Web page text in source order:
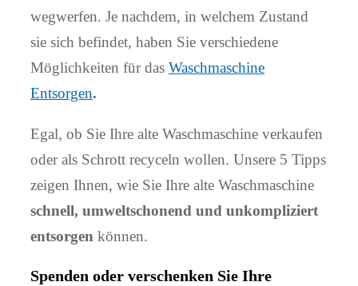
wegwerfen. Je nachdem, in welchem Zustand
sie sich befindet, haben Sie verschiedene
Möglichkeiten für das Waschmaschine
Entsorgen.
Egal, ob Sie Ihre alte Waschmaschine verkaufen
oder als Schrott recyceln wollen. Unsere 5 Tipps
zeigen Ihnen, wie Sie Ihre alte Waschmaschine
schnell, umweltschonend und unkompliziert
entsorgen können.
Spenden oder verschenken Sie Ihre